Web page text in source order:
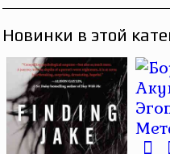
Новинки в этой